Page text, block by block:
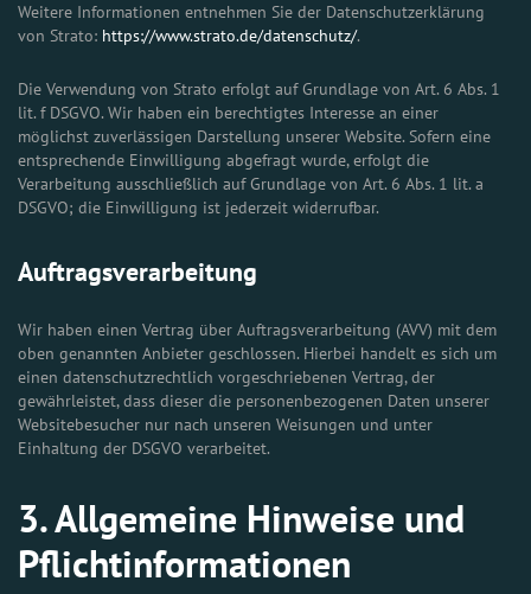
Weitere Informationen entnehmen Sie der Datenschutzerklärung
von Strato: https://www.strato.de/datenschutz/.
Die Verwendung von Strato erfolgt auf Grundlage von Art. 6 Abs. 1
lit. f DSGVO. Wir haben ein berechtigtes Interesse an einer
möglichst zuverlässigen Darstellung unserer Website. Sofern eine
entsprechende Einwilligung abgefragt wurde, erfolgt die
Verarbeitung ausschließlich auf Grundlage von Art. 6 Abs. 1 lit. a
DSGVO; die Einwilligung ist jederzeit widerrufbar.
Auftragsverarbeitung
Wir haben einen Vertrag über Auftragsverarbeitung (AVV) mit dem
oben genannten Anbieter geschlossen. Hierbei handelt es sich um
einen datenschutzrechtlich vorgeschriebenen Vertrag, der
gewährleistet, dass dieser die personenbezogenen Daten unserer
Websitebesucher nur nach unseren Weisungen und unter
Einhaltung der DSGVO verarbeitet.
3. Allgemeine Hinweise und
Pflicht­informationen